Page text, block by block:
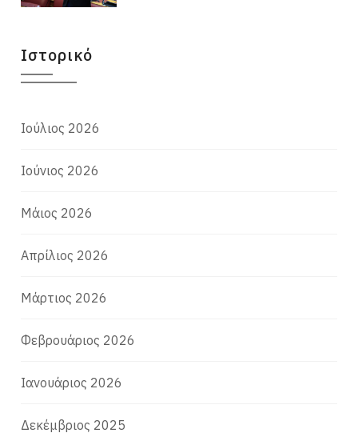
Ιστορικό
Ιούλιος 2026
Ιούνιος 2026
Μάιος 2026
Απρίλιος 2026
Μάρτιος 2026
Φεβρουάριος 2026
Ιανουάριος 2026
Δεκέμβριος 2025